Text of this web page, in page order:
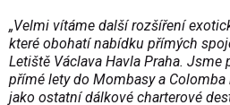
„Velmi vítáme další rozšíření
které obohatí nabídku přímých
Letiště Václava Havla Praha. Jsme
přímé lety do Mombasy a
jako ostatní dálkové charterové